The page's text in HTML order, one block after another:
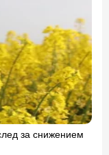
за снижением